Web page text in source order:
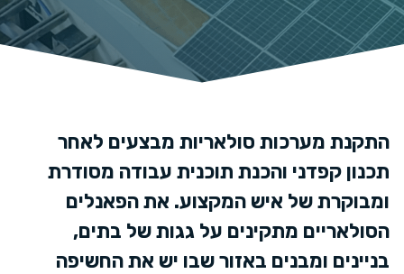
התקנת מערכות סולאריות מבצעים לאחר
תכנון קפדני והכנת תוכנית עבודה מסודרת
ומבוקרת של איש המקצוע. את הפאנלים
הסולאריים מתקינים על גגות של בתים,
בניינים ומבנים באזור שבו יש את החשיפה